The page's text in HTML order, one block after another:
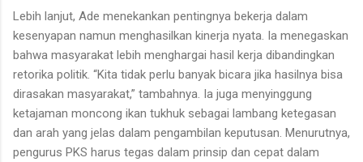
Lebih lanjut, Ade menekankan pentingnya bekerja dalam
kesenyapan namun menghasilkan kinerja nyata. Ia menegaskan
bahwa masyarakat lebih menghargai hasil kerja dibandingkan
retorika politik. “Kita tidak perlu banyak bicara jika hasilnya bisa
dirasakan masyarakat,” tambahnya. Ia juga menyinggung
ketajaman moncong ikan tukhuk sebagai lambang ketegasan
dan arah yang jelas dalam pengambilan keputusan. Menurutnya,
pengurus PKS harus tegas dalam prinsip dan cepat dalam